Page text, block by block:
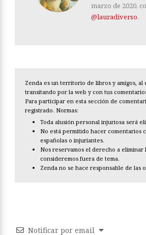
marzo de 2020,
@lauradiverso.
Zenda es un territorio de libros y amigos, al
transitando por la web y con tus
Para participar en esta sección de
registrado. Normas:
Toda alusión personal injuriosa será
No está permitido hacer comentarios
españolas o injuriantes.
Nos reservamos el derecho a eliminar
consideremos fuera de tema.
Zenda no se hace responsable de las
Notificar por email